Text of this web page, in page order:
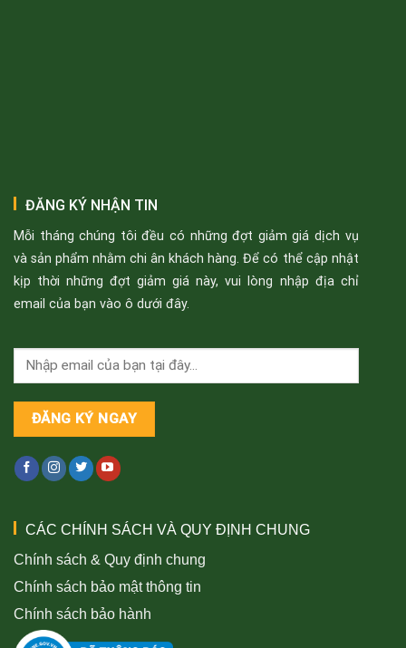
ĐĂNG KÝ NHẬN TIN
Mỗi tháng chúng tôi đều có những đợt giảm giá dịch vụ
và sản phẩm nhằm chi ân khách hàng. Để có thể cập nhật
kịp thời những đợt giảm giá này, vui lòng nhập địa chỉ
email của bạn vào ô dưới đây.
CÁC CHÍNH SÁCH VÀ QUY ĐỊNH CHUNG
Chính sách & Quy định chung
Chính sách bảo mật thông tin
Chính sách bảo hành